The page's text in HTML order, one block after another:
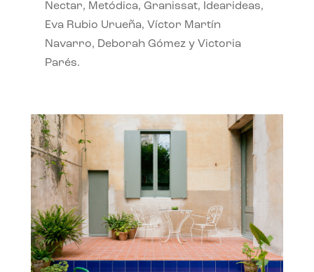
Nectar, Metódica, Granissat, Idearideas,
Eva Rubio Urueña, Víctor Martín
Navarro, Deborah Gómez y Victoria
Parés.